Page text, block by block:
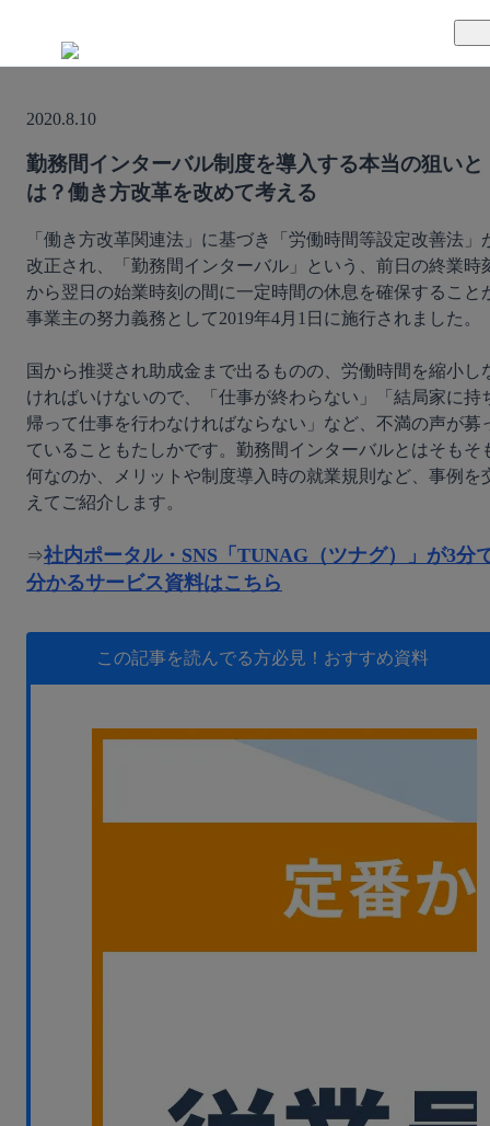
TUNAGの特徴
サポート体制
セキュリティ体制
料金案内
導入事例
活用方法
運営会社
セミナー
お役立ち資料
資料ダウンロード
無料デモを見る
2020.8.10
勤務間インターバル制度を導入する本当の狙いと
は？働き方改革を改めて考える
「働き方改革関連法」に基づき「労働時間等設定改善法」
改正され、「勤務間インターバル」という、前日の終業時
から翌日の始業時刻の間に一定時間の休息を確保すること
事業主の努力義務として2019年4月1日に施行されました。
国から推奨され助成金まで出るものの、労働時間を縮小し
ければいけないので、「仕事が終わらない」「結局家に持
帰って仕事を行わなければならない」など、不満の声が募
ていることもたしかです。勤務間インターバルとはそもそ
何なのか、メリットや制度導入時の就業規則など、事例を
えてご紹介します。
⇒社内ポータル・SNS「TUNAG（ツナグ）」が3分
分かるサービス資料はこちら
この記事を読んでる方必見！ おすすめ資料